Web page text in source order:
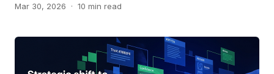
Mar 30, 2026 · 10 min read